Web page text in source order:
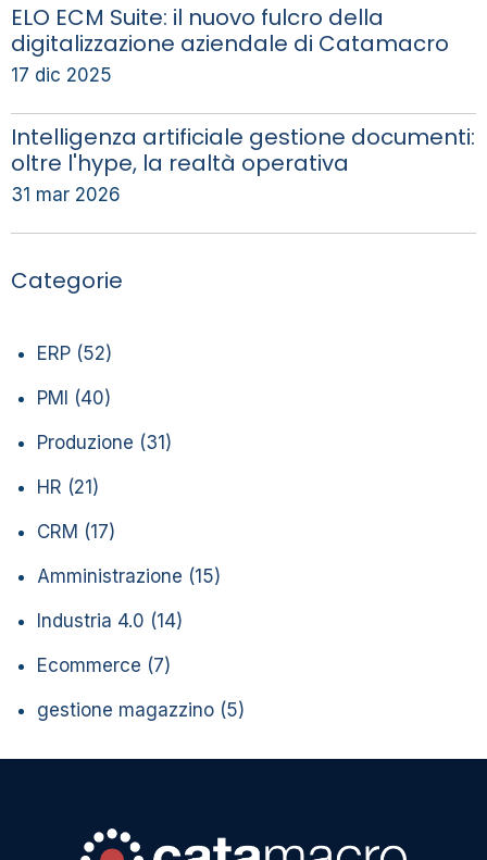
ELO ECM Suite: il nuovo fulcro della
digitalizzazione aziendale di Catamacro
17 dic 2025
Intelligenza artificiale gestione documenti:
oltre l'hype, la realtà operativa
31 mar 2026
Categorie
ERP (52)
PMI (40)
Produzione (31)
HR (21)
CRM (17)
Amministrazione (15)
Industria 4.0 (14)
Ecommerce (7)
gestione magazzino (5)